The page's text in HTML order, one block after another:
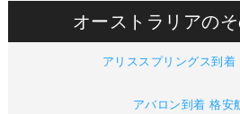
オーストラリアの
アリススプリングス到着
アバロン到着 格安